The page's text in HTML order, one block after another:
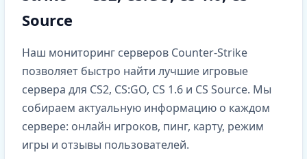
Source
Наш мониторинг серверов Counter-Strike
позволяет быстро найти лучшие игровые
сервера для CS2, CS:GO, CS 1.6 и CS Source. Мы
собираем актуальную информацию о каждом
сервере: онлайн игроков, пинг, карту, режим
игры и отзывы пользователей.